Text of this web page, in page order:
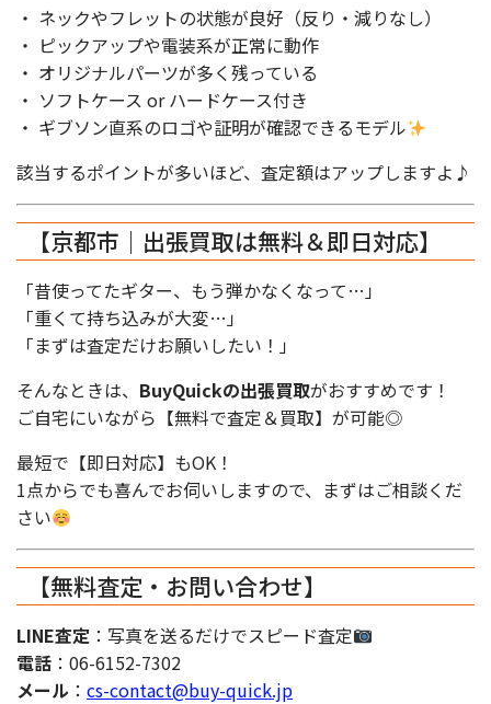
・ ネックやフレットの状態が良好（反り・減りなし）
・ ピックアップや電装系が正常に動作
・ オリジナルパーツが多く残っている
・ ソフトケース or ハードケース付き
・ ギブソン直系のロゴや証明が確認できるモデル
該当するポイントが多いほど、査定額はアップしますよ♪
【京都市｜出張買取は無料＆即日対応】
「昔使ってたギター、もう弾かなくなって…」
「重くて持ち込みが大変…」
「まずは査定だけお願いしたい！」
そんなときは、 BuyQuickの出張買取がおすすめです！
ご自宅にいながら【無料で査定＆買取】が可能◎
最短で【即日対応】もOK！
1点からでも喜んでお伺いしますので、まずはご相談くだ
さい
【無料査定・お問い合わせ】
LINE査定 ：写真を送るだけでスピード査定
電話 ：06-6152-7302
メール ： cs-contact@buy-quick.jp